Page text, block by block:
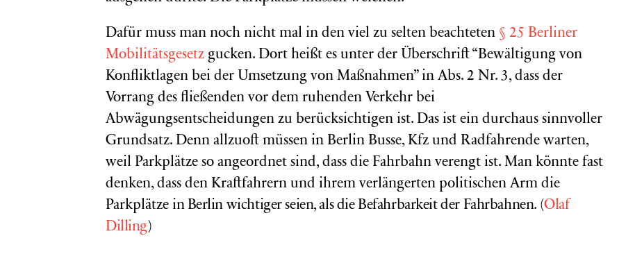
Dafür muss man noch nicht mal in den viel zu selten beachteten § 25 Berliner
Mobilitätsgesetz gucken. Dort heißt es unter der Überschrift “Bewältigung von
Konfliktlagen bei der Umsetzung von Maßnahmen” in Abs. 2 Nr. 3, dass der
Vorrang des fließenden vor dem ruhenden Verkehr bei
Abwägungsentscheidungen zu berücksichtigen ist. Das ist ein durchaus sinnvoller
Grundsatz. Denn allzuoft müssen in Berlin Busse, Kfz und Radfahrende warten,
weil Parkplätze so angeordnet sind, dass die Fahrbahn verengt ist. Man könnte fast
denken, dass den Kraftfahrern und ihrem verlängerten politischen Arm die
Parkplätze in Berlin wichtiger seien, als die Befahrbarkeit der Fahrbahnen. (Olaf
Dilling)